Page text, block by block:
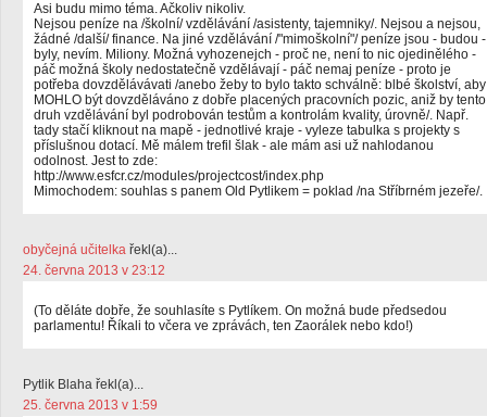
Asi budu mimo téma. Ačkoliv nikoliv.
Nejsou peníze na /školní/ vzdělávání /asistenty, tajemniky/. Nejsou a nejsou,
žádné /další/ finance. Na jiné vzdělávání /"mimoškolní"/ peníze jsou - budou -
byly, nevím. Miliony. Možná vyhozenejch - proč ne, není to nic ojedinělého -
páč možná školy nedostatečně vzdělávají - páč nemaj peníze - proto je
potřeba dovzdělávávati /anebo žeby to bylo takto schválně: blbé školství, aby
MOHLO být dovzděláváno z dobře placených pracovních pozic, aniž by tento
druh vzdělávání byl podrobován testům a kontrolám kvality, úrovně/. Např.
tady stačí kliknout na mapě - jednotlivé kraje - vyleze tabulka s projekty s
příslušnou dotací. Mě málem trefil šlak - ale mám asi už nahlodanou
odolnost. Jest to zde:
http://www.esfcr.cz/modules/projectcost/index.php
Mimochodem: souhlas s panem Old Pytlikem = poklad /na Stříbrném jezeře/.
obyčejná učitelka řekl(a)...
24. června 2013 v 23:12
(To děláte dobře, že souhlasíte s Pytlíkem. On možná bude předsedou
parlamentu! Říkali to včera ve zprávách, ten Zaorálek nebo kdo!)
Pytlik Blaha řekl(a)...
25. června 2013 v 1:59